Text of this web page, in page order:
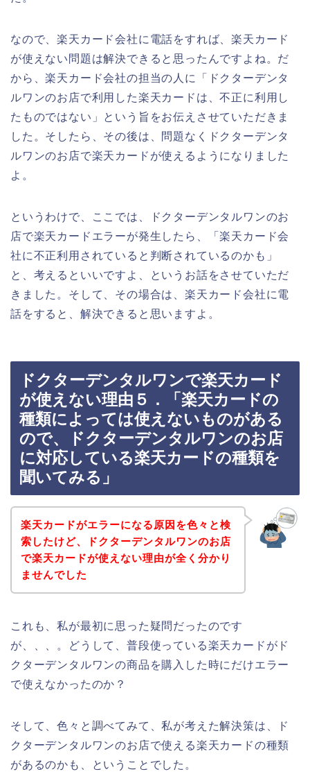
なので、楽天カード会社に電話をすれば、楽天カード
が使えない問題は解決できると思ったんですよね。だ
から、楽天カード会社の担当の人に「ドクターデンタ
ルワンのお店で利用した楽天カードは、不正に利用し
たものではない」という旨をお伝えさせていただきま
した。そしたら、その後は、問題なくドクターデンタ
ルワンのお店で楽天カードが使えるようになりました
よ。
というわけで、ここでは、ドクターデンタルワンのお
店で楽天カードエラーが発生したら、「楽天カード会
社に不正利用されていると判断されているのかも」
と、考えるといいですよ、というお話をさせていただ
きました。そして、その場合は、楽天カード会社に電
話をすると、解決できると思いますよ。
ドクターデンタルワンで楽天カード
が使えない理由５．「楽天カードの
種類によっては使えないものがある
ので、ドクターデンタルワンのお店
に対応している楽天カードの種類を
聞いてみる」
楽天カードがエラーになる原因を色々と検
索したけど、ドクターデンタルワンのお店
で楽天カードが使えない理由が全く分かり
ませんでした
これも、私が最初に思った疑問だったのです
が、、、。どうして、普段使っている楽天カードがド
クターデンタルワンの商品を購入した時にだけエラー
で使えなかったのか？
そして、色々と調べてみて、私が考えた解決策は、ド
クターデンタルワンのお店で使える楽天カードの種類
があるのかも、ということでした。